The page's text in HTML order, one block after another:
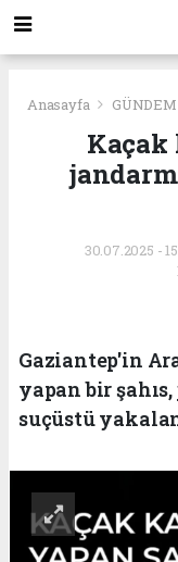
Anasayfa GÜNDEM
Kaçak
30.07.2025 -
Gaziantep'in
yapan bir
suçüstü